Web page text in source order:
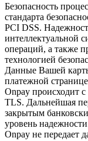
Безопасность
стандарта
PCI DSS.
интеллектуальной
операций, а также
технологией
Данные Вашей
платежной
Onpay происходит
TLS. Дальнейшая
закрытым
уровень
Onpay не передает